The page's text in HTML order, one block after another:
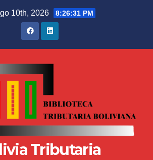
10th, 2026 8:26:31 PM
Tributaria